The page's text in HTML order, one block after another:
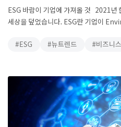
ESG 뉴트렌드 비즈니
ESG 바람이 기업에 가져올 것 2021년
세상을 덮었습니다. ESG란 기업이
평가로, 기업투자의 지속가능성과 사회
신조어가 나오기 전에도 이미 ESG의